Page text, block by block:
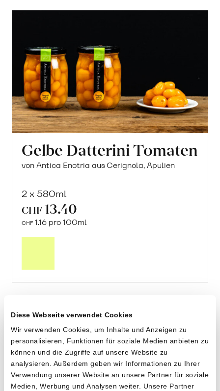
Diese Webseite verwendet Cookies
Wir verwenden Cookies, um Inhalte und Anzeigen zu
personalisieren, Funktionen für soziale Medien anbieten zu
können und die Zugriffe auf unsere Website zu
analysieren. Außerdem geben wir Informationen zu Ihrer
Verwendung unserer Website an unsere Partner für soziale
Medien, Werbung und Analysen weiter. Unsere Partner
Gelbe Datterini Tomaten
von Antica Enotria aus Cerignola, Apulien
2 x 580ml
CHF 13.40
CHF 1.16 pro 100ml